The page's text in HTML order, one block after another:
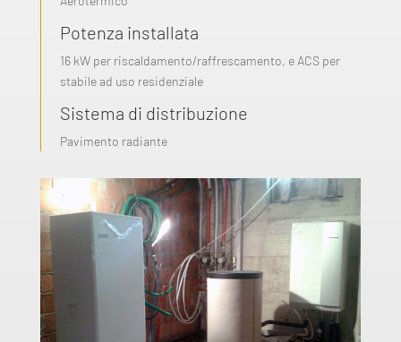
Potenza installata
16 kW per riscaldamento/raffrescamento, e ACS per
stabile ad uso residenziale
Sistema di distribuzione
Pavimento radiante